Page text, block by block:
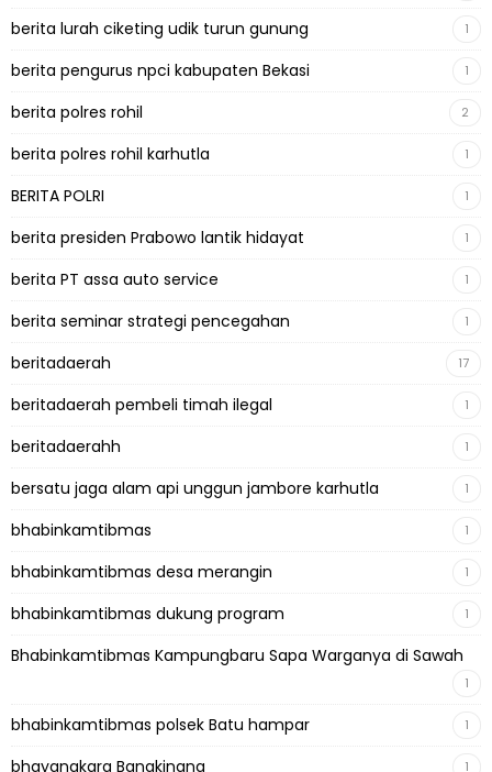
berita lurah ciketing udik turun gunung 1
berita pengurus npci kabupaten Bekasi 1
berita polres rohil 2
berita polres rohil karhutla 1
BERITA POLRI 1
berita presiden Prabowo lantik hidayat 1
berita PT assa auto service 1
berita seminar strategi pencegahan 1
beritadaerah 17
beritadaerah pembeli timah ilegal 1
beritadaerahh 1
bersatu jaga alam api unggun jambore karhutla 1
bhabinkamtibmas 1
bhabinkamtibmas desa merangin 1
bhabinkamtibmas dukung program 1
Bhabinkamtibmas Kampungbaru Sapa Warganya di Sawah
1
bhabinkamtibmas polsek Batu hampar 1
bhayangkara Bangkinang 1